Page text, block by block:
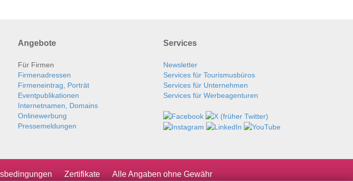
Angebote
Für Firmen
Firmenadressen
Firmeneintrag, Porträt
Eventpublikationen
Internetnamen, Domains
Onlinewerbung
Pressemeldungen
Services
Newsletter
Services für Tourismusbüros
Services für Unternehmen
Services für Werbeagenturen
Zertifikate Alle Angaben ohne Gewähr